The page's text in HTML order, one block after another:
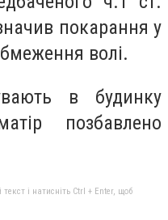
покарання у
волі.
в будинку
позбавлено
і натисніть Ctrl + Enter, щоб